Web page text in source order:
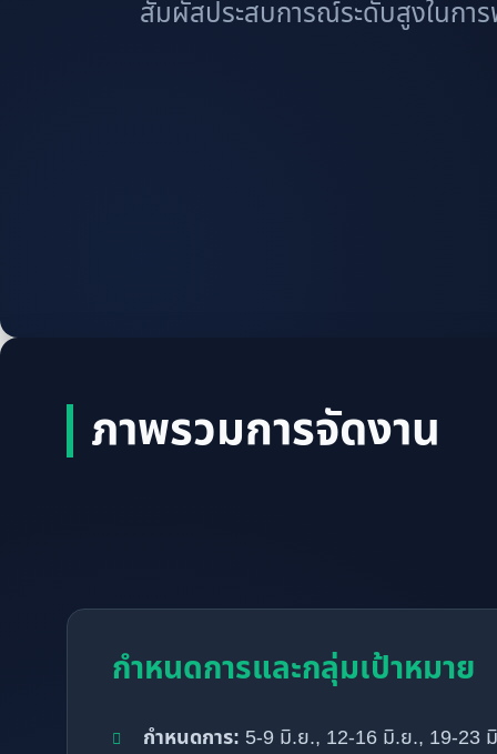
สัมผัสประสบการณ์ระดับสูงในกา
ภาพรวมการจัดงาน
กำหนดการและกลุ่มเป้าหมาย
กำหนดการ: 5-9 มิ.ย., 12-16 มิ.ย., 19-23